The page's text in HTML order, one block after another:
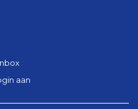
aan